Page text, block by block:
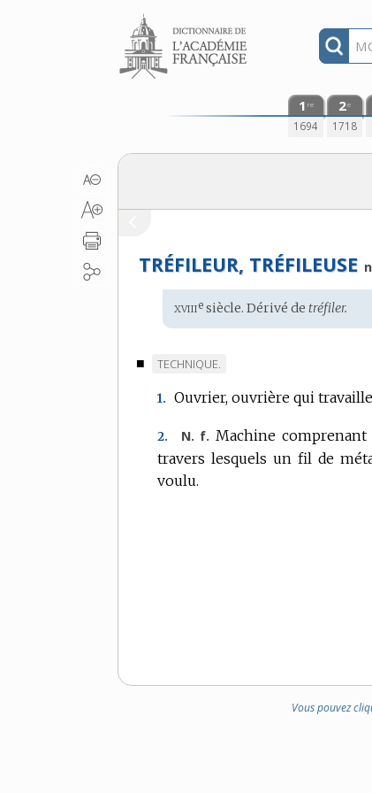
Aller au contenu
1 re
1694
2e
1718
TRÉFILEUR, TRÉFILEUSE
Étymologie
:
xviiie siècle. Dérivé detréfiler.
■
MARQUE
DOMAINE
:
TECHNIQUE.
1. Ouvrier, ouvrière qui
2. N. f. Machine
travers lesquels un fil de
voulu.
Vous pouvez